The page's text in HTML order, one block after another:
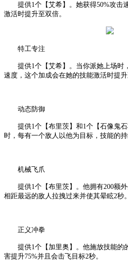
提供1个【艾希】。她获得50%攻击
激活时提升至双倍。
特工专注
提供1个【艾希】。当你派她上场时
速度，这个加成会在她的技能激活时提升
动态防御
提供1个【布里茨】和1个【石像鬼
时，每有一个敌人以他为目标，技能的持
机械飞爪
提供1个【布里茨】。他拥有200额
相距最远的敌人拉拽过来并使其晕眩2秒。
正义冲拳
提供1个【加里奥】。他施放技能的
害提升75%并且会击飞目标2秒。